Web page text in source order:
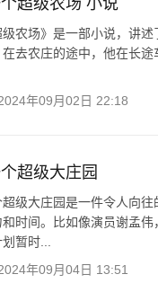
超级农场 小说
级农场》是一部小说，讲
去农庄的途中，他在长
年09月02日 22:18
超级大庄园
级大庄园是一件令人向
时间。比如像演员谢孟
暂时...
年09月04日 13:51